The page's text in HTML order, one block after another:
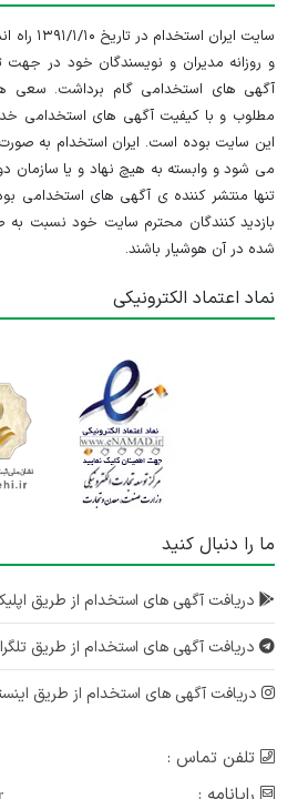
سایت
و روزانه مدیران و نویسندگان خود در
آگهی های استخدامی گام برداشت. سعی
مطلوب و با کیفیت آگهی های استخدامی
این سایت بوده است. ایران استخدام به
می شود و وابسته به هیچ نهاد و یا سازمان
تنها منتشر کننده ی آگهی های استخدامی
بازدید کنندگان محترم سایت خود نسبت
شده در آن هوشیار باشند.
نماد اعتماد الکترونیکی
ما را دنبال کنید
دریافت آگهی های استخدام از طریق
دریافت آگهی های استخدام از طریق
دریافت آگهی های استخدام از طریق
تلفن تماس :